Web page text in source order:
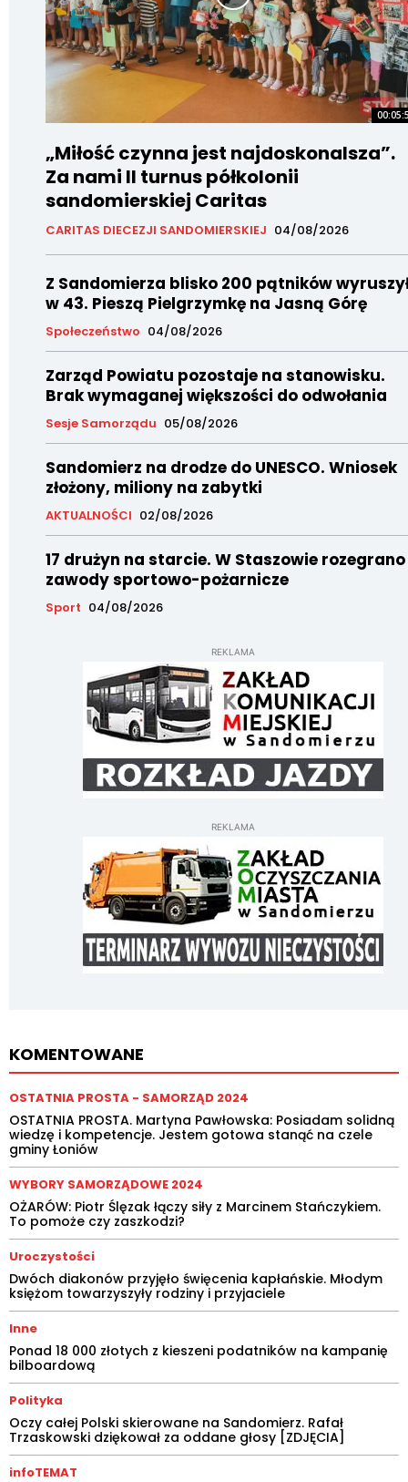
„Miłość czynna jest najdoskonalsza”.
Za nami II turnus półkolonii
sandomierskiej Caritas
CARITAS DIECEZJI SANDOMIERSKIEJ 04/08/2026
Z Sandomierza blisko 200 pątników
w 43. Pieszą Pielgrzymkę na Jasną Górę
Społeczeństwo 04/08/2026
Zarząd Powiatu pozostaje na stanowisku.
Brak wymaganej większości do odwołania
Sesje Samorządu 05/08/2026
Sandomierz na drodze do UNESCO. Wniosek
złożony, miliony na zabytki
AKTUALNOŚCI 02/08/2026
17 drużyn na starcie. W Staszowie rozegrano
zawody sportowo-pożarnicze
Sport 04/08/2026
REKLAMA
REKLAMA
KOMENTOWANE
OSTATNIA PROSTA - SAMORZĄD 2024
OSTATNIA PROSTA. Martyna Pawłowska: Posiadam solidną
wiedzę i kompetencje. Jestem gotowa stanąć na czele
gminy Łoniów
WYBORY SAMORZĄDOWE 2024
OŻARÓW: Piotr Ślęzak łączy siły z Marcinem Stańczykiem.
To pomoże czy zaszkodzi?
Uroczystości
Dwóch diakonów przyjęło święcenia kapłańskie. Młodym
księżom towarzyszyły rodziny i przyjaciele
Inne
Ponad 18 000 złotych z kieszeni podatników na kampanię
bilboardową
Polityka
Oczy całej Polski skierowane na Sandomierz. Rafał
Trzaskowski dziękował za oddane głosy [ZDJĘCIA]
infoTEMAT